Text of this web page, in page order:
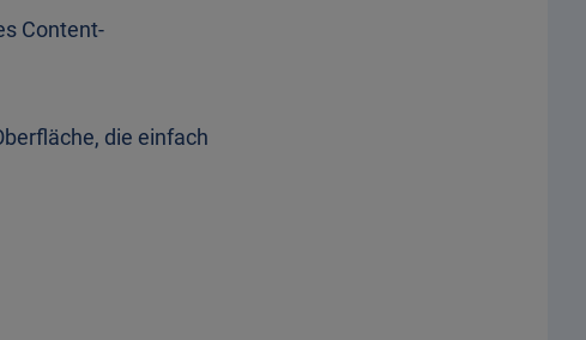
Content-
die einfach